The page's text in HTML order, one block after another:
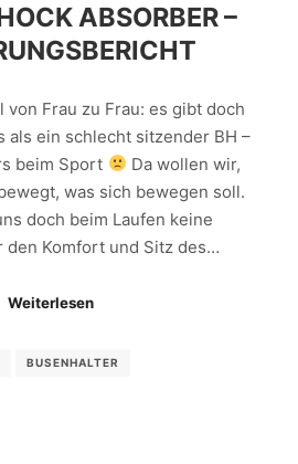
ABSORBER –
von Frau zu Frau: es gibt doch
als ein schlecht sitzender BH –
beim Sport
Da wollen wir,
was sich bewegen soll.
doch beim Laufen keine
den Komfort und Sitz des…
Weiterlesen
BUSENHALTER